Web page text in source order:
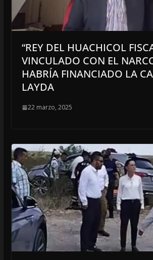
“REY DEL HUACHICOL
VINCULADO CON EL
HABRÍA FINANCIADO LA
LAYDA
22 marzo, 2025